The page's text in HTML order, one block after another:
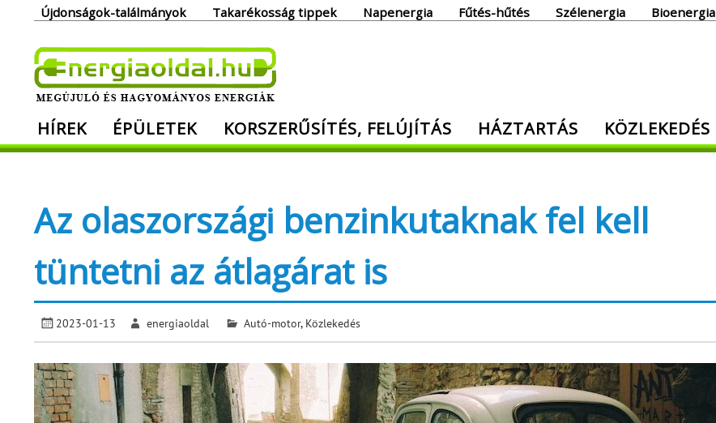
Újdonságok-találmányok Takarékosság tippek Napenergia Fűtés-hűtés Szélenergia Bioenergia
Megújuló és hagyományos energiák. Minden, ami energia!
HÍREK ÉPÜLETEK KORSZERŰSÍTÉS, FELÚJÍTÁS HÁZTARTÁS KÖZLEKEDÉS
Az olaszországi benzinkutaknak fel kell
tüntetni az átlagárat is
2023-01-13 energiaoldal Autó-motor, Közlekedés